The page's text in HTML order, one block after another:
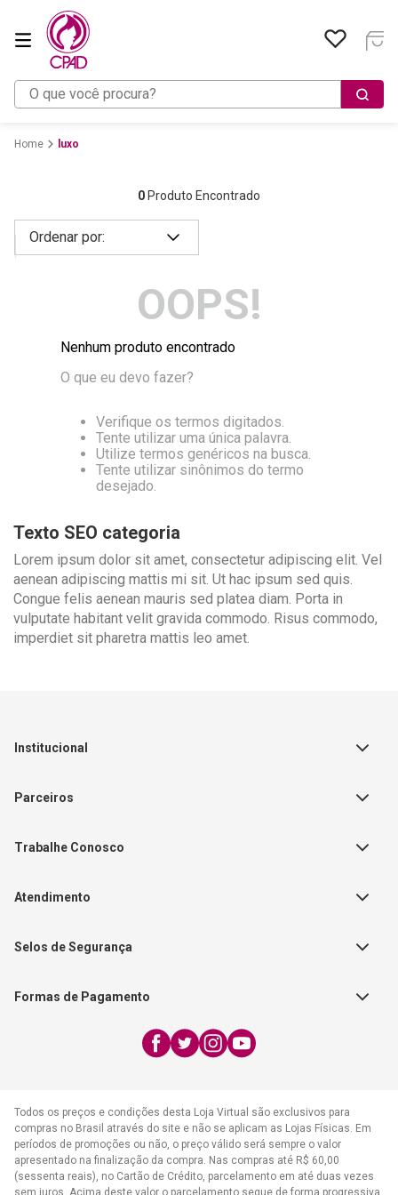
O que você procura?
luxo
0 Produto Encontrado
OOPS!
Nenhum produto encontrado
O que eu devo fazer?
Verifique os termos digitados.
Tente utilizar uma única palavra.
Utilize termos genéricos na busca.
Tente utilizar sinônimos do termo
desejado.
Texto SEO categoria
Lorem ipsum dolor sit amet, consectetur adipiscing elit. Vel
aenean adipiscing mattis mi sit. Ut hac ipsum sed quis.
Congue felis aenean mauris sed platea diam. Porta in
vulputate habitant velit gravida commodo. Risus commodo,
imperdiet sit pharetra mattis leo amet.
Institucional
Sobre a Empresa
Política de Vendas
Catálogos de Produtos
Parceiros
Teste Maeztra
Editorial Patmos
FAECAD
Trabalhe Conosco
Fale Conosco
Nossas Lojas
Atendimento
17:30h
WhatsApp:
atendimento@cpad.com.br
Selos de Segurança
Formas de Pagamento
Todos os preços e condições desta Loja Virtual são exclusivos para
compras no Brasil através do site e não se aplicam as Lojas Físicas. Em
períodos de promoções ou não, o preço válido será sempre o valor
apresentado na finalização da compra. Nas compras até R$ 60,00
(sessenta reais), no Cartão de Crédito, parcelamento em até duas vezes